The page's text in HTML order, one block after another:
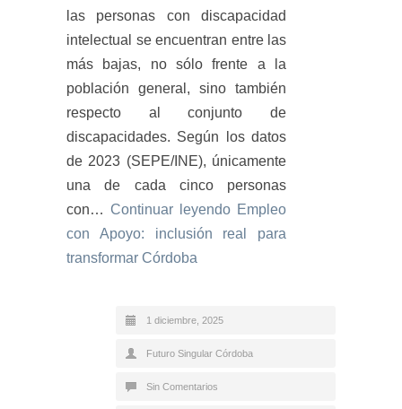
las personas con discapacidad
intelectual se encuentran entre las
más bajas, no sólo frente a la
población general, sino también
respecto al conjunto de
discapacidades. Según los datos
de 2023 (SEPE/INE), únicamente
una de cada cinco personas
con… Continuar leyendo Empleo
con Apoyo: inclusión real para
transformar Córdoba
1 diciembre, 2025
Futuro Singular Córdoba
Sin Comentarios